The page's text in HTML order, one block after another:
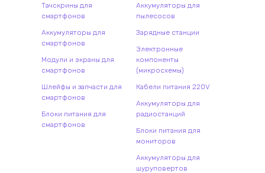
Тачскрины для
смартфонов
Аккумуляторы для
смартфонов
Модули и экраны для
смартфонов
Шлейфы и запчасти для
смартфонов
Блоки питания для
смартфонов
Аккумуляторы для
пылесосов
Зарядные станции
Электронные
компоненты
(микросхемы)
Кабели питания 220V
Аккумуляторы для
радиостанций
Блоки питания для
мониторов
Аккумуляторы для
шуруповертов